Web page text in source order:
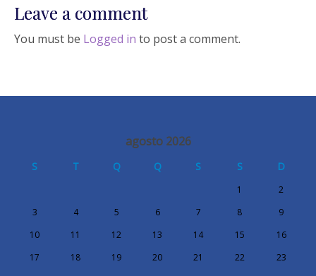
Leave a comment
You must be Logged in to post a comment.
agosto 2026
S T Q Q S S D
1
2
3
4 5 6 7 8
9
10
11 12 13 14 15
16
17
18 19 20 21 22
23